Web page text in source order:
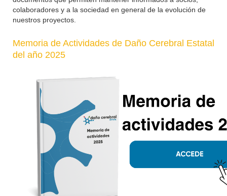
colaboradores y a la sociedad en general de la evolución de
nuestros proyectos.
Memoria de Actividades de Daño Cerebral Estatal
del año 2025